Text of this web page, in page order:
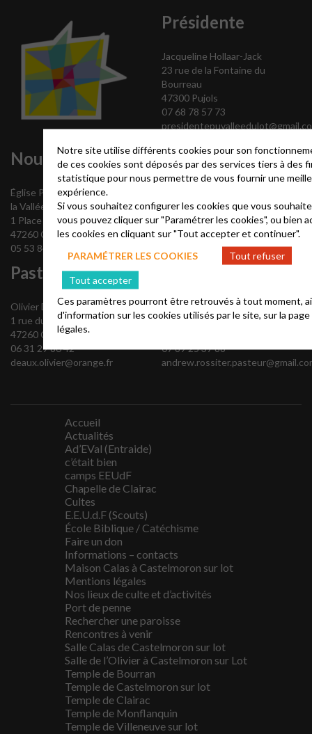
Nous contacter
Église Protestante Unie de
la Vallée du Lot
1 Place Jules Calas
47260 Castelmoron
05 53 84 99 06
Présidente
Jacqueline Hollaar-Jack
23 rue de la Fontaine du
Bourreau
47300 Pujols
07 68 78 57 73
Pasteur
Olivier Deaux
1 rue du Port
47260 Castelmoron
06 31 29 86 42
deaux.olivier@orange.fr
Andrew Rossiter
4 rue Nationale
07 89 25 37 88
Accueil
Actualités
Ad’EVal (Entraide)
c’était bien
camps EEUdF
Chapelle de Clairac
Cultes
E.E.U.d.F (Scouts)
École Biblique / Catéchisme
Faire un don
Informations – contacts
Maison Calas à Castelmoron sur lot
Mentions légales
Nos lieux de culte et d’activités
Port de penne
Rechercher une paroisse
Rencontres à venir
Salle Calas de Castelmoron sur lot
Salle de l’Olivier à Castelmoron sur Lot
Temple de Bourran
Temple de Castelmoron sur lot
Temple de Clairac
Temple de Monflanquin
Temple de Villeneuve sur lot
Notre site utilise différents cookies pour son
de ces cookies sont déposés par des services tiers à des
statistique pour nous permettre de vous fournir une
expérience.
Si vous souhaitez configurer les cookies que vous
vous pouvez cliquer sur "Paramétrer les cookies", ou bien
les cookies en cliquant sur "Tout accepter et continuer".
PARAMÉTRER LES COOKIES
Tout refuser
Tout accepter
Ces paramètres pourront être retrouvés à tout moment,
d'information sur les cookies utilisés par le site, sur la
légales.